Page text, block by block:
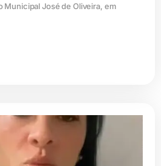
Municipal José de Oliveira, em